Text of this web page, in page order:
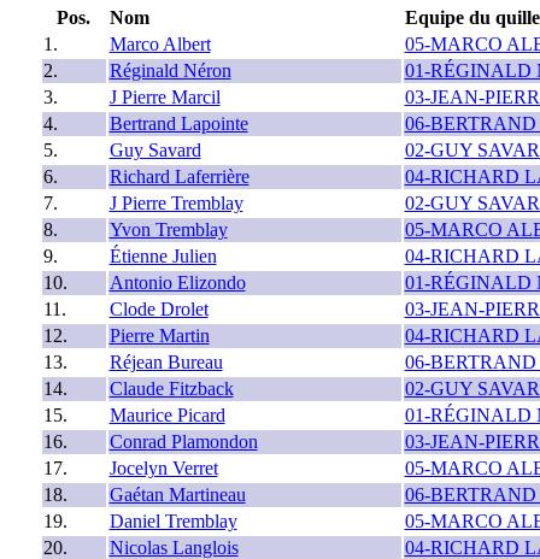
Pos.
Nom
Equipe du
1.
Marco Albert
05-MARCO
2.
Réginald Néron
01-RÉGINALD
3.
J Pierre Marcil
03-JEAN-
4.
Bertrand Lapointe
06-
5.
Guy Savard
02-GUY
6.
Richard Laferrière
04-RICHARD
7.
J Pierre Tremblay
02-GUY
8.
Yvon Tremblay
05-MARCO
9.
Étienne Julien
04-RICHARD
10.
Antonio Elizondo
01-RÉGINALD
11.
Clode Drolet
03-JEAN-
12.
Pierre Martin
04-RICHARD
13.
Réjean Bureau
06-
14.
Claude Fitzback
02-GUY
15.
Maurice Picard
01-RÉGINALD
16.
Conrad Plamondon
03-JEAN-
17.
Jocelyn Verret
05-MARCO
18.
Gaétan Martineau
06-
19.
Daniel Tremblay
05-MARCO
20.
Nicolas Langlois
04-RICHARD